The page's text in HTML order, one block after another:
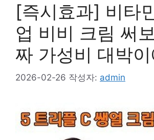
[즉시효과] 비타
업 비비 크림 써
짜 가성비 대박
2026-02-26 작성자: admin